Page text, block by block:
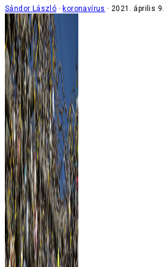
Sándor László koronavírus 2021. április 9.